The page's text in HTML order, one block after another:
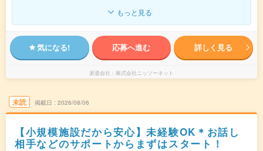
もっと見る
気になる! 応募へ進む 詳しく見る
派遣会社 株式会社ニッソーネット
未読 掲載日 2026/08/06
【小規模施設だから安心】未経験OK＊お話し
相手などのサポートからまずはスタート！